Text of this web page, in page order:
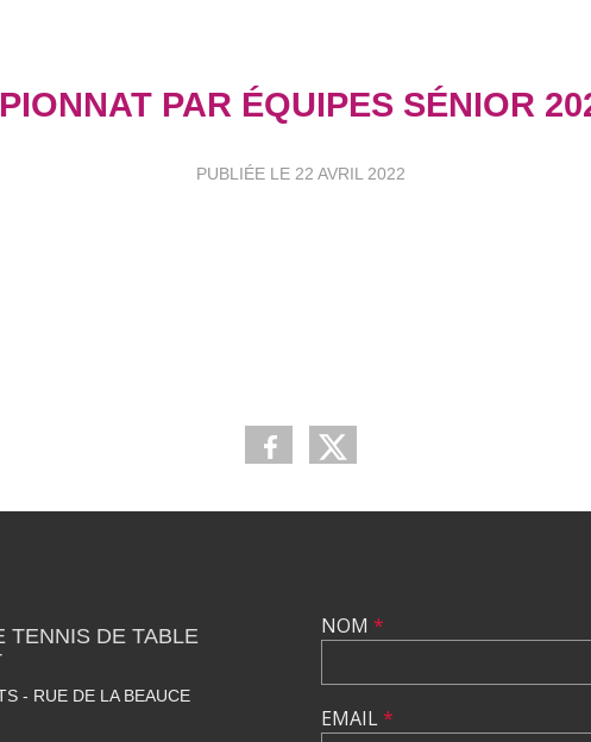
PAR ÉQUIPES SÉNIOR
PUBLIÉE LE 22 AVRIL 2022
TENNIS DE TABLE
- RUE DE LA BEAUCE
NOM *
EMAIL*